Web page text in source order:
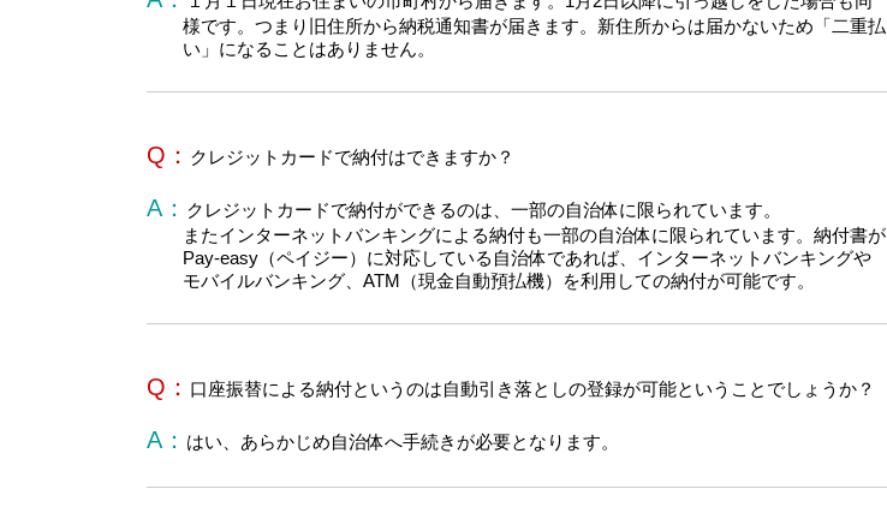
様です。つまり旧住所から納税通知書が届きます。新住所からは届かないため「二重払
い」になることはありません。
Q： クレジットカードで納付はできますか？
A： クレジットカードで納付ができるのは、一部の自治体に限られています。
またインターネットバンキングによる納付も一部の自治体に限られています。納付書が
Pay-easy（ペイジー）に対応している自治体であれば、インターネットバンキングや
モバイルバンキング、ATM（現金自動預払機）を利用しての納付が可能です。
Q： 口座振替による納付というのは自動引き落としの登録が可能ということでしょうか？
A： はい、あらかじめ自治体へ手続きが必要となります。